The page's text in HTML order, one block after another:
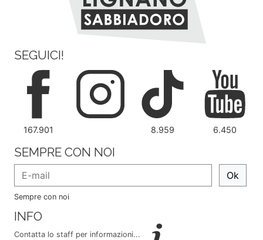
SEGUICI!
167.901 8.959 6.450
SEMPRE CON NOI
Ok
Sempre con noi
INFO
Contatta lo staff per informazioni...